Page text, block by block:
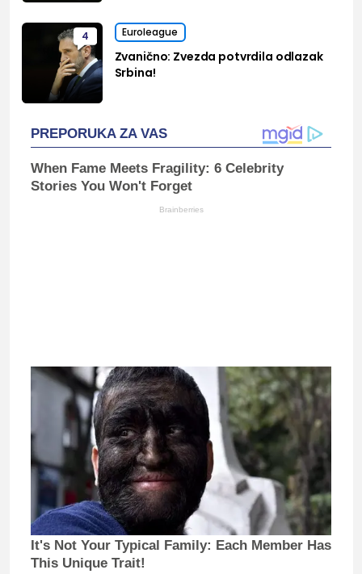
4 Euroleague
Zvanično: Zvezda potvrdila odlazak
Srbina!
PREPORUKA ZA VAS
When Fame Meets Fragility: 6 Celebrity
Stories You Won't Forget
Brainberries
It's Not Your Typical Family: Each Member Has
This Unique Trait!